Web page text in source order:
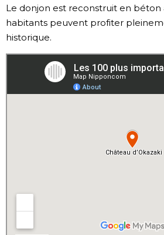
Le donjon est reconstruit en béton
habitants peuvent profiter
historique.